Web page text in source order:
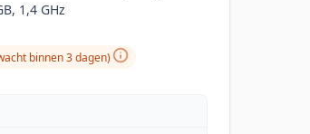
1,4 GHz
binnen 3 dagen)